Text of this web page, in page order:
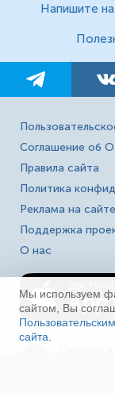
Напишите
Соглашение об
Правила сайта
Политика
Реклама на сайте
Поддержка
О нас
Мы используем
сайтом, Вы
сайта